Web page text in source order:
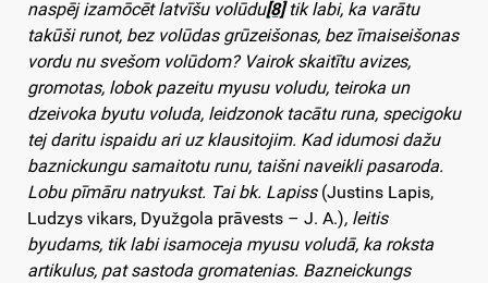
naspēj izamōcēt latvīšu volūdu[8]tik labi, ka varātu
takūši runot, bez volūdas grūzeišonas, bez īmaiseišonas
vordu nu svešom volūdom? Vairok skaitītu avizes,
gromotas, lobok pazeitu myusu voludu, teiroka un
dzeivoka byutu voluda, leidzonok tacātu runa, specigoku
tej daritu ispaidu ari uz klausitojim. Kad idumosi dažu
baznickungu samaitotu runu, taišni naveikli pasaroda.
Lobu pīmāru natryukst. Tai bk. Lapiss (Justins Lapis,
Ludzys vikars, Dyužgola prāvests – J. A.), leitis
byudams, tik labi isamoceja myusu voludā, ka roksta
artikulus, pat sastoda gromatenias. Bazneickungs